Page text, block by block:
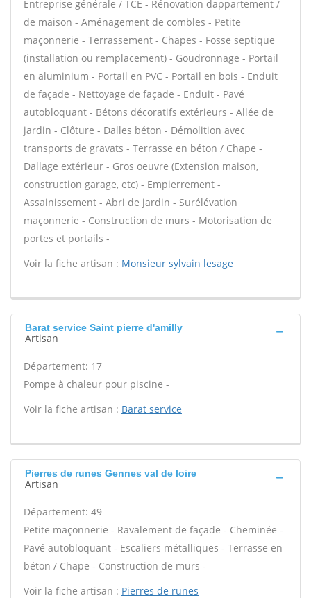
Entreprise générale / TCE - Rénovation dappartement /
de maison - Aménagement de combles - Petite
maçonnerie - Terrassement - Chapes - Fosse septique
(installation ou remplacement) - Goudronnage - Portail
en aluminium - Portail en PVC - Portail en bois - Enduit
de façade - Nettoyage de façade - Enduit - Pavé
autobloquant - Bétons décoratifs extérieurs - Allée de
jardin - Clôture - Dalles béton - Démolition avec
transports de gravats - Terrasse en béton / Chape -
Dallage extérieur - Gros oeuvre (Extension maison,
construction garage, etc) - Empierrement -
Assainissement - Abri de jardin - Surélévation
maçonnerie - Construction de murs - Motorisation de
portes et portails -
Voir la fiche artisan : Monsieur sylvain lesage
Barat service Saint pierre d'amilly
Artisan
Département: 17
Pompe à chaleur pour piscine -
Voir la fiche artisan : Barat service
Pierres de runes Gennes val de loire
Artisan
Département: 49
Petite maçonnerie - Ravalement de façade - Cheminée -
Pavé autobloquant - Escaliers métalliques - Terrasse en
béton / Chape - Construction de murs -
Voir la fiche artisan : Pierres de runes